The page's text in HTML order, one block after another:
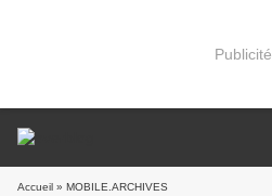
Publicité
Accueil » MOBILE.ARCHIVES